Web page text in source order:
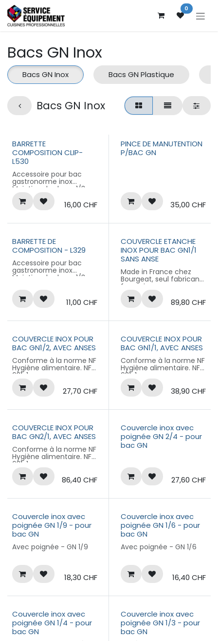
Se rendre au contenu 0
Bacs GN Inox
Bacs GN Inox Bacs GN Plastique
Bacs GN Inox
BARRETTE
COMPOSITION CLIP-
L530
Accessoire pour bac
gastronorme inox
Maintien des bacs 1/3,
1/4, 1/6 et 1/9 sur les
bains-marie ou autres
supports
16,00 CHF
PINCE DE MANUTENTION
P/BAC GN
35,00 CHF
BARRETTE DE
COMPOSITION - L329
Accessoire pour bac
gastronorme inox
Maintien des bacs 1/3,
bains-marie ou autres
supports 11,00 CHF
COUVERCLE ETANCHE
INOX POUR BAC GN1/1
SANS ANSE
Made in France chez
Bourgeat, seul fabricant
français
Couvercle étanche
anti-débordement avec
joint silicone
d'évacuation de l'air
Température maximale
d'utilisation : 180°C
Conforme à la norme NF
631-1
Adaptable sur les bacs à
partir de 55 mm de
hauteur
89,80 CHF
COUVERCLE INOX POUR
BAC GN1/2, AVEC ANSES
Conforme à la norme NF
Hygiène alimentaire. NF
631-1
27,70 CHF
COUVERCLE INOX POUR
BAC GN1/1, AVEC ANSES
Conforme à la norme NF
Hygiène alimentaire. NF
631-1
38,90 CHF
COUVERCLE INOX POUR
BAC GN2/1, AVEC ANSES
Conforme à la norme NF
Hygiène alimentaire. NF
631-1
86,40 CHF
Couvercle inox avec
poignée GN 2/4 - pour
bac GN
27,60 CHF
Couvercle inox avec
poignée GN 1/9 - pour
bac GN
Avec poignée - GN 1/9
18,30 CHF
Couvercle inox avec
poignée GN 1/6 - pour
bac GN
Avec poignée - GN 1/6
16,40 CHF
Couvercle inox avec
poignée GN 1/4 - pour
bac GN
Couvercle inox avec
poignée GN 1/3 - pour
bac GN